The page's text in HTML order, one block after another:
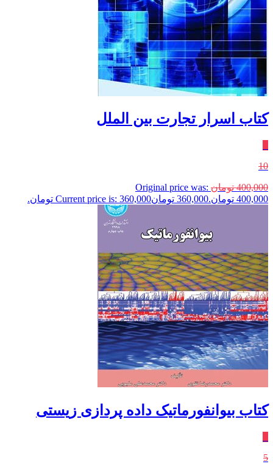
کتاب اسرار تجارت بين الملل
10
400,000 تومان Original price was:
400,000 تومان.
360,000 تومانCurrent price is: 360,000 تومان.
کتاب بیوانفورماتیک داده پردازی زیستی
5